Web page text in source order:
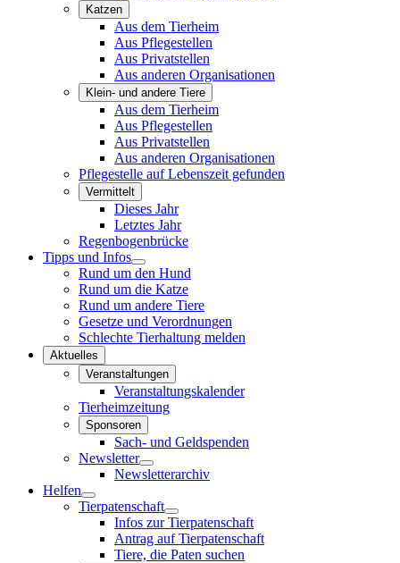
Katzen
Aus dem Tierheim
Aus Pflegestellen
Aus Privatstellen
Aus anderen Organisationen
Klein- und andere Tiere
Aus dem Tierheim
Aus Pflegestellen
Aus Privatstellen
Aus anderen Organisationen
Pflegestelle auf Lebenszeit gefunden
Vermittelt
Dieses Jahr
Letztes Jahr
Regenbogenbrücke
Tipps und Infos
Rund um den Hund
Rund um die Katze
Rund um andere Tiere
Gesetze und Verordnungen
Schlechte Tierhaltung melden
Aktuelles
Veranstaltungen
Veranstaltungskalender
Tierheimzeitung
Sponsoren
Sach- und Geldspenden
Newsletter
Newsletterarchiv
Helfen
Tierpatenschaft
Infos zur Tierpatenschaft
Antrag auf Tierpatenschaft
Tiere, die Paten suchen